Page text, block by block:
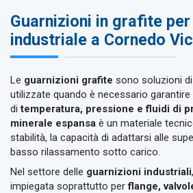
Guarnizioni in grafite
industriale a Cornedo
Le guarnizioni grafite sono soluzioni
utilizzate quando è necessario
ditemperatura, pressione e fluidi di
minerale espansa è un materiale
stabilità, la capacità di adattarsi alle
basso rilassamento sotto carico.
Nel settore delle guarnizioni industriali
impiegata soprattutto perflange,